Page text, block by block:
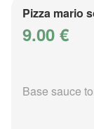
Pizza mario
9.00 €
Base sauce